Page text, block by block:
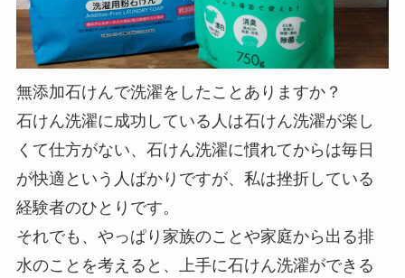
無添加石けんで洗濯をしたことありますか？
石けん洗濯に成功している人は石けん洗濯が楽し
くて仕方がない、石けん洗濯に慣れてからは毎日
が快適という人ばかりですが、私は挫折している
経験者のひとりです。
それでも、やっぱり家族のことや家庭から出る排
水のことを考えると、上手に石けん洗濯ができる